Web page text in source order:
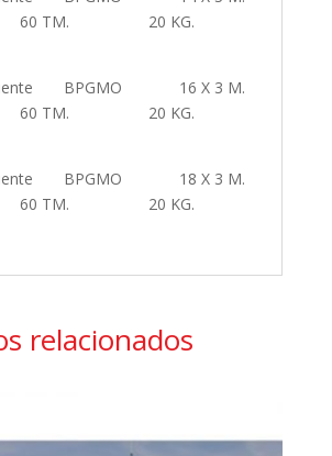
20 KG.
BPGMO 16 X 3 M.
20 KG.
BPGMO 18 X 3 M.
20 KG.
relacionados